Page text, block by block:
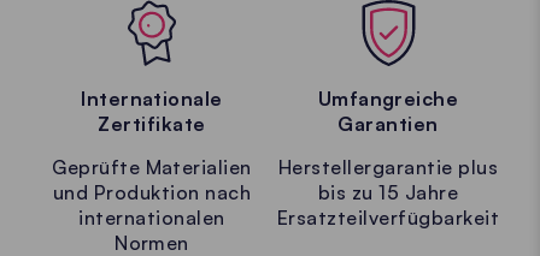
Internationale
Zertifikate
Geprüfte Materialien
und Produktion nach
internationalen
Normen
Umfangreiche
Garantien
Herstellergarantie plus
bis zu 15 Jahre
Ersatzteilverfügbarkeit